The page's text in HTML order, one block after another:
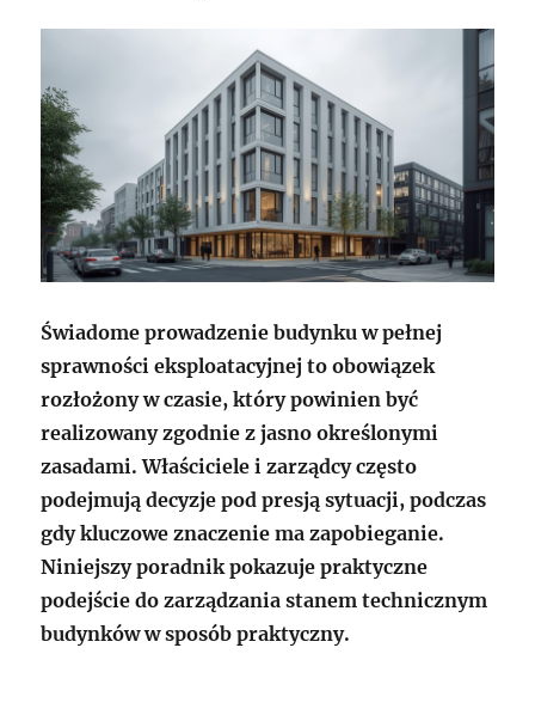
Świadome prowadzenie budynku w pełnej
sprawności eksploatacyjnej to obowiązek
rozłożony w czasie, który powinien być
realizowany zgodnie z jasno określonymi
zasadami. Właściciele i zarządcy często
podejmują decyzje pod presją sytuacji, podczas
gdy kluczowe znaczenie ma zapobieganie.
Niniejszy poradnik pokazuje praktyczne
podejście do zarządzania stanem technicznym
budynków w sposób praktyczny.